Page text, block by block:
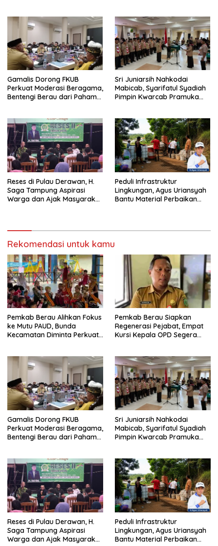
Gamalis Dorong FKUB
Perkuat Moderasi Beragama,
Bentengi Berau dari Paham
Sri Juniarsih Nahkodai
Mabicab, Syarifatul Syadiah
Pimpin Kwarcab Pramuka
Reses di Pulau Derawan, H.
Saga Tampung Aspirasi
Warga dan Ajak Masyarakat
Peduli Infrastruktur
Lingkungan, Agus Uriansyah
Bantu Material Perbaikan
Rekomendasi untuk kamu
Pemkab Berau Alihkan Fokus
ke Mutu PAUD, Bunda
Kecamatan Diminta Perkuat
Pemkab Berau Siapkan
Regenerasi Pejabat, Empat
Kursi Kepala OPD Segera
Gamalis Dorong FKUB
Perkuat Moderasi Beragama,
Bentengi Berau dari Paham
Sri Juniarsih Nahkodai
Mabicab, Syarifatul Syadiah
Pimpin Kwarcab Pramuka
Reses di Pulau Derawan, H.
Saga Tampung Aspirasi
Warga dan Ajak Masyarakat
Peduli Infrastruktur
Lingkungan, Agus Uriansyah
Bantu Material Perbaikan